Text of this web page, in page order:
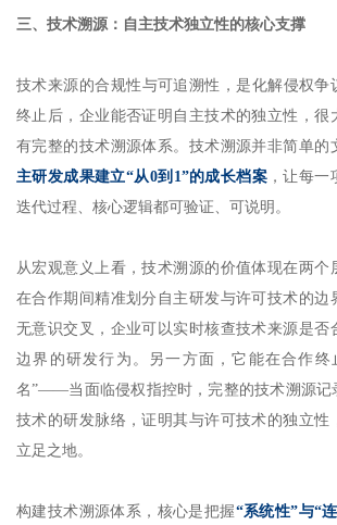
三、技术溯源：自主技术独立性的核心支撑
技术来源的合规性与可追溯性，是化解侵权
终止后，企业能否证明自主技术的独立性，很
有完整的技术溯源体系。技术溯源并非简单的
主研发成果建立“从0到1”的成长档案 ，让每一
迭代过程、核心逻辑都可验证、可说明。
从宏观意义上看，技术溯源的价值体现在两个
在合作期间精准划分自主研发与许可技术的边
无意识交叉，企业可以实时核查技术来源是否
边界的研发行为。另一方面，它能在合作终
名”——当面临侵权指控时，完整的技术溯源记
技术的研发脉络，证明其与许可技术的独立性
立足之地。
构建技术溯源体系，核心是把握“系统性”与“